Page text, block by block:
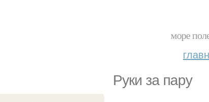
море
Руки за пару